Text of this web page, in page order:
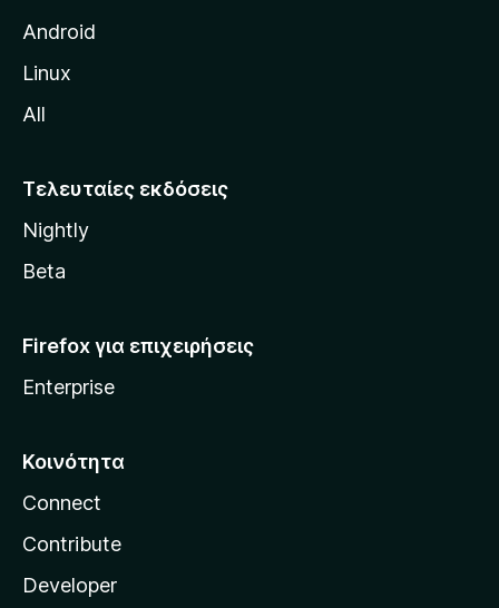
η
o
i
l
a
Android
Linux
All
Τελευταίες εκδόσεις
Nightly
Beta
Firefox για επιχειρήσεις
Enterprise
Κοινότητα
Connect
Contribute
Developer